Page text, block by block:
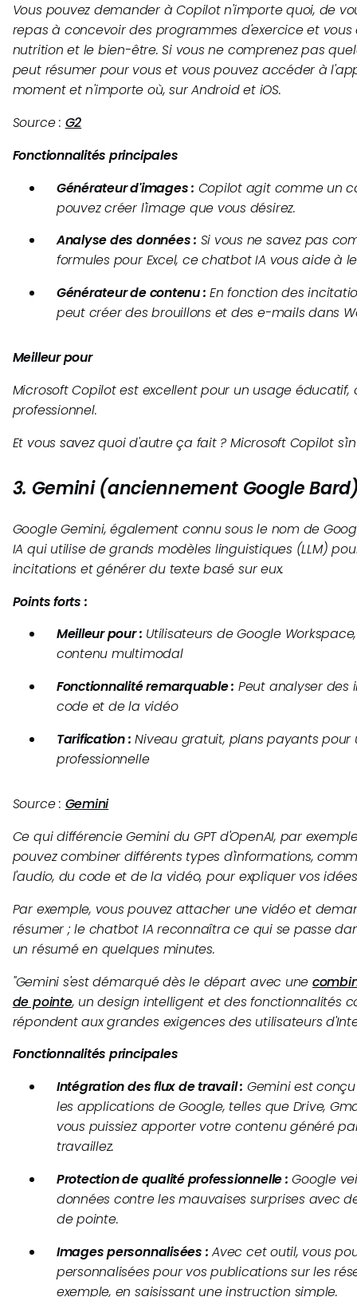
Vous pouvez demander à Copilot n'importe quoi, de
repas à concevoir des programmes d'exercice et
nutrition et le bien-être. Si vous ne comprenez pas
peut résumer pour vous et vous pouvez accéder à
moment et n'importe où, sur Android et iOS.
Source : G2
Fonctionnalités principales
Générateur d'images : Copilot agit comme un
pouvez créer l'image que vous désirez.
Analyse des données : Si vous ne savez pas
formules pour Excel, ce chatbot IA vous aide à
Générateur de contenu : En fonction des
peut créer des brouillons et des e-mails dans
Meilleur pour
Microsoft Copilot est excellent pour un usage éducatif,
professionnel.
Et vous savez quoi d'autre ça fait ? Microsoft Copilot
3. Gemini (anciennement Google
Google Gemini, également connu sous le nom de
IA qui utilise de grands modèles linguistiques (LLM)
incitations et générer du texte basé sur eux.
Points forts :
Meilleur pour : Utilisateurs de Google
contenu multimodal
Fonctionnalité remarquable : Peut analyser des
code et de la vidéo
Tarification : Niveau gratuit, plans payants pour
professionnelle
Source : Gemini
Ce qui différencie Gemini du GPT d'OpenAI, par
pouvez combiner différents types d'informations,
l'audio, du code et de la vidéo, pour expliquer vos
Par exemple, vous pouvez attacher une vidéo et
résumer ; le chatbot IA reconnaîtra ce qui se passe
un résumé en quelques minutes.
"Gemini s'est démarqué dès le départ avec une
de pointe, un design intelligent et des fonctionnalités
répondent aux grandes exigences des utilisateurs
Fonctionnalités principales
Intégration des flux de travail : Gemini est
les applications de Google, telles que Drive,
vous puissiez apporter votre contenu généré
travaillez.
Protection de qualité professionnelle : Google
données contre les mauvaises surprises avec
de pointe.
Images personnalisées : Avec cet outil, vous
personnalisées pour vos publications sur les
exemple, en saisissant une instruction simple.